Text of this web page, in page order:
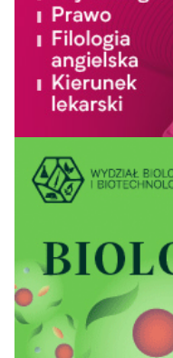
22=
Uniwersytet
Medyczny w
Lublinie
22=
Uniwersytet
Przyrodniczy we
Wrocławiu
22=
Pomorski
Uniwersytet
Medyczny w
Szczecinie
Wiejskiego w
Warszawie
25=
Politechnika
Krakowska im.
Tadeusza
Kościuszki